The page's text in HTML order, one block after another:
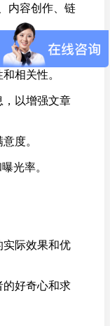
内容创作、链
相关性。
，以增强文章
度。
光率。
实际效果和优
的好奇心和求